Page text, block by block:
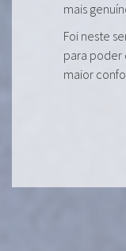
mais
Foi neste
para poder
maior